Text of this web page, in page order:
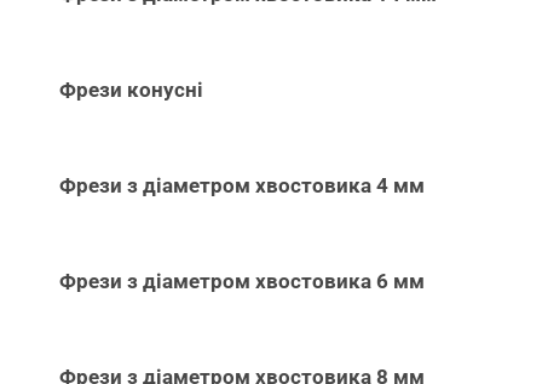
Фрези конусні
Фрези з діаметром хвостовика 4 мм
Фрези з діаметром хвостовика 6 мм
Фрези з діаметром хвостовика 8 мм